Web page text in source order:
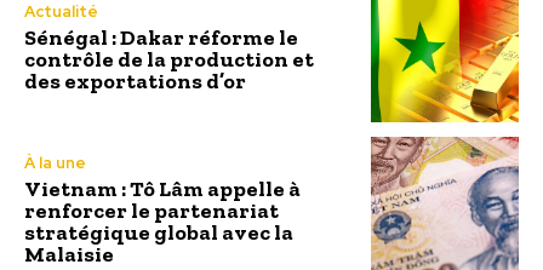
Actualité
Sénégal : Dakar réforme le
contrôle de la production et
des exportations d’or
À la une
Vietnam : Tô Lâm appelle à
renforcer le partenariat
stratégique global avec la
Malaisie